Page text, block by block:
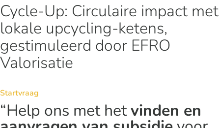
Cycle-Up: Circulaire impact met
lokale upcycling-ketens,
gestimuleerd door EFRO
Valorisatie
Startvraag
“Help ons met hetvinden en